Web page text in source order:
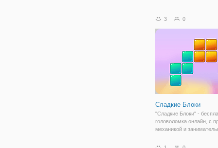
3 0
Сладкие Блоки
"Сладкие Блоки" -
головоломка онлайн, с
механикой и
на поле, которое